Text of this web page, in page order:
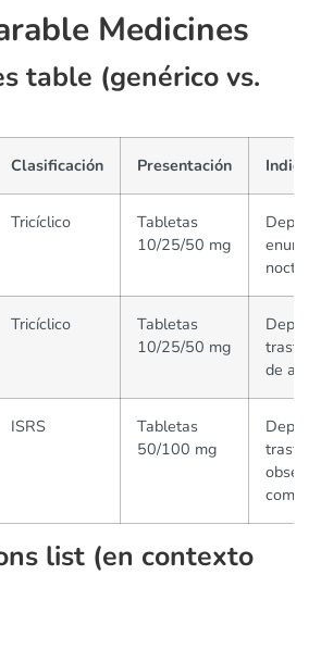
Medicines
table (genérico vs.
Clasificación Presentación
Tricíclico
Tabletas
10/25/50 mg
Tricíclico
Tabletas
10/25/50 mg
de
ISRS
Tabletas
50/100 mg
list (en contexto